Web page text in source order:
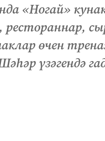
«Ногай»
рестораннар,
өчен
үзәгендә